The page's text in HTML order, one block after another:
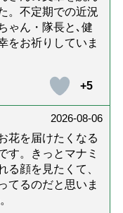
。不定期での近況
ゃん・隊長と､健
をお祈りしていま
+5
2026-08-06
花を届けたくなる
す。きっとマナミ
る顔を見たくて、
てるのだと思いま